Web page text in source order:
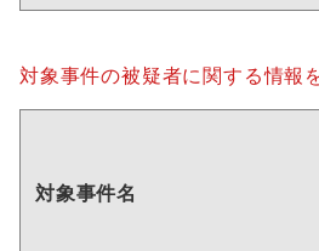
対象事件の被疑者に関する情報
対象事件名